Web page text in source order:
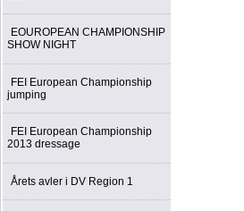
EOUROPEAN CHAMPIONSHIP
SHOW NIGHT
FEI European Championship
jumping
FEI European Championship
2013 dressage
Årets avler i DV Region 1